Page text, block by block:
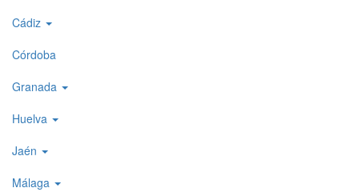
1
Cádiz
Córdoba
Granada
Huelva
Jaén
Málaga